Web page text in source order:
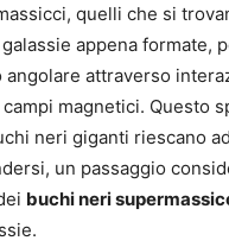
quelli che si
appena formate,
angolare attraverso
magnetici. Questo
neri giganti riescano
un passaggio
buchi neri